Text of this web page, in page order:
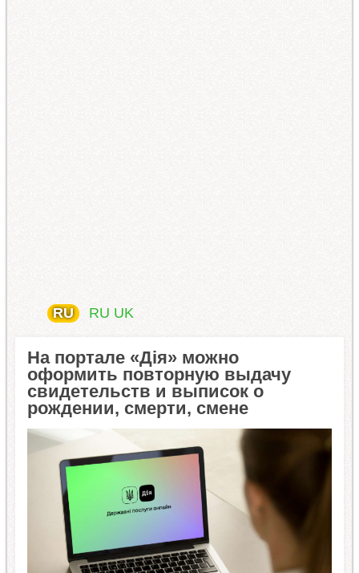
RU RU UK
На портале «Дія» можно
оформить повторную выдачу
свидетельств и выписок о
рождении, смерти, смене